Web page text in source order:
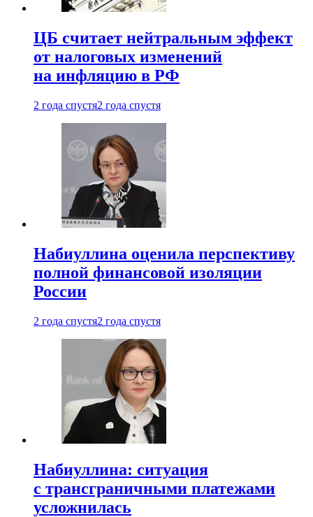
ЦБ считает нейтральным эффект
от налоговых изменений
на инфляцию в РФ
2 года спустя2 года спустя
Набиуллина оценила перспективу
полной финансовой изоляции
России
2 года спустя2 года спустя
Набиуллина: ситуация
с трансграничными платежами
усложнилась